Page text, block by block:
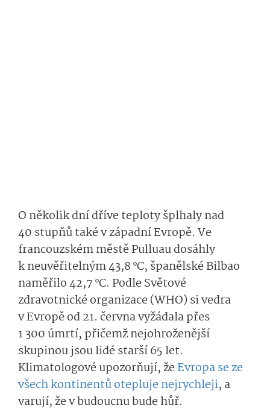
O několik dní dříve teploty šplhaly nad
40 stupňů také v západní Evropě. Ve
francouzském městě Pulluau dosáhly
k neuvěřitelným 43,8 °C, španělské Bilbao
naměřilo 42,7 °C. Podle Světové
zdravotnické organizace (WHO) si vedra
v Evropě od 21. června vyžádala přes
1 300 úmrtí, přičemž nejohroženější
skupinou jsou lidé starší 65 let.
Klimatologové upozorňují, žeEvropa se ze
všech kontinentů otepluje nejrychleji, a
varují, že v budoucnu bude hůř.